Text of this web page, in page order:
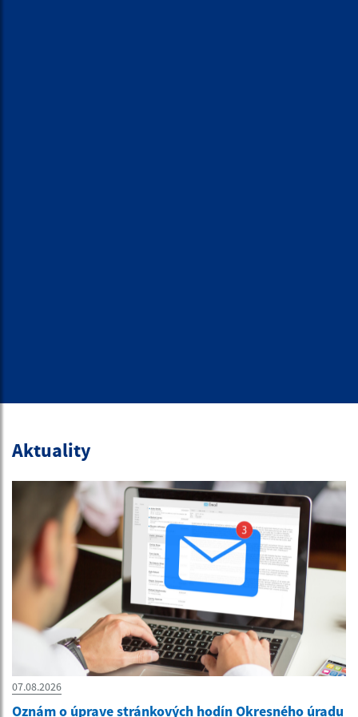
Aktuality
07.08.2026
Oznám o úprave stránkových hodín Okresného úradu